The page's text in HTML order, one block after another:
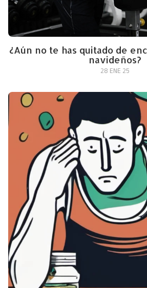
¿Aún no te has quitado de
navideños?
28 ENE 25